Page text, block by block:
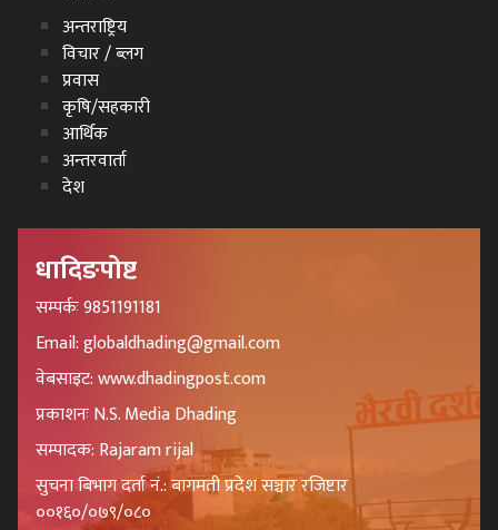
अन्तराष्ट्रिय
विचार / ब्लग
प्रवास
कृषि/सहकारी
आर्थिक
अन्तरवार्ता
देश
धादिङपोष्ट
सम्पर्कः 9851191181
Email: globaldhading@gmail.com
वेबसाइट: www.dhadingpost.com
प्रकाशनः N.S. Media Dhading
सम्पादक: Rajaram rijal
सुचना बिभाग दर्ता नं.: बागमती प्रदेश सञ्चार रजिष्टार
००१६०/०७९/०८०